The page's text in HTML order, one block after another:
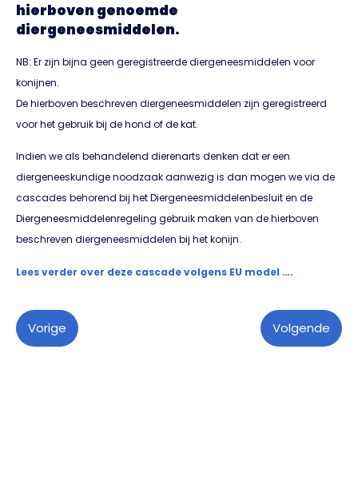
hierboven genoemde
diergeneesmiddelen.
NB: Er zijn bijna geen geregistreerde diergeneesmiddelen voor
konijnen.
De hierboven beschreven diergeneesmiddelen zijn geregistreerd
voor het gebruik bij de hond of de kat.
Indien we als behandelend dierenarts denken dat er een
diergeneeskundige noodzaak aanwezig is dan mogen we via de
cascades behorend bij het Diergeneesmiddelenbesluit en de
Diergeneesmiddelenregeling gebruik maken van de hierboven
beschreven diergeneesmiddelen bij het konijn.
Lees verder over deze cascade volgens EU model ….
Vorige Volgende